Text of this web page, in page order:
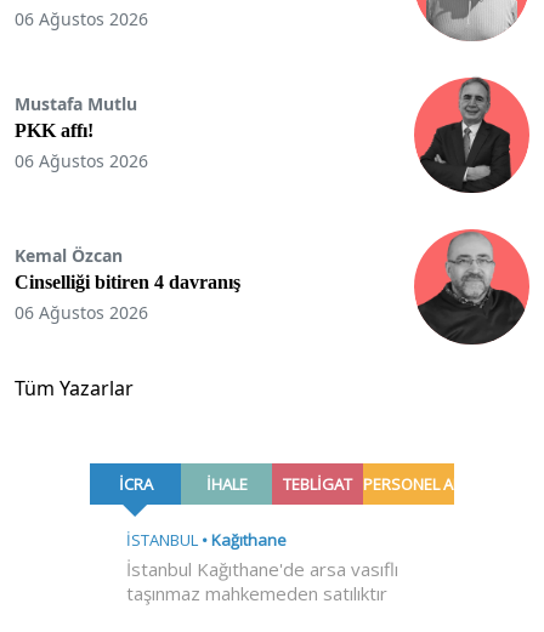
06 Ağustos 2026
Mustafa Mutlu
PKK affı!
06 Ağustos 2026
Kemal Özcan
Cinselliği bitiren 4 davranış
06 Ağustos 2026
Tüm Yazarlar